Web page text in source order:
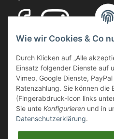
und Arbeitsschutz.
Wir führen eine große Auswahl an
Sicherheitsschuhen. Unter
GEAR
oder auch GIASCO.
Webmaster Directory
Wie wir Cookies & Co
Durch Klicken auf „Alle
Einsatz folgender Dienste auf
Vimeo, Google Dienste,
Ratenzahlung. Sie können die
(Fingerabdruck-Icon links
Sie unte Konfigurieren und in
Datenschutzerklärung.